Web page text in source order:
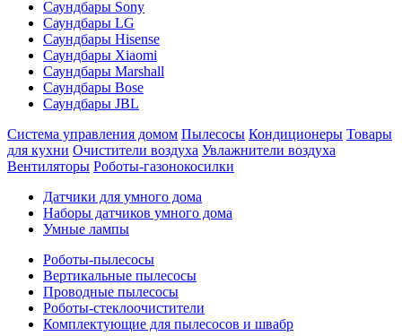
Саундбары Sony
Саундбары LG
Саундбары Hisense
Саундбары Xiaomi
Саундбары Marshall
Саундбары Bose
Саундбары JBL
Система управления домом Пылесосы Кондиционеры Товары
для кухни Очистители воздуха Увлажнители воздуха
Вентиляторы Роботы-газонокосилки
Датчики для умного дома
Наборы датчиков умного дома
Умные лампы
Роботы-пылесосы
Вертикальные пылесосы
Проводные пылесосы
Роботы-стеклоочистители
Комплектующие для пылесосов и швабр